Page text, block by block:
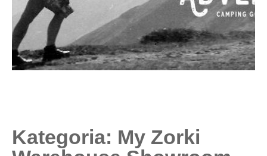
Kategoria: My Zorki